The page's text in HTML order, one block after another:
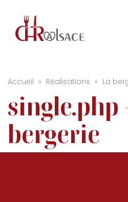
Accueil » Réalisations » La
single.php
bergerie